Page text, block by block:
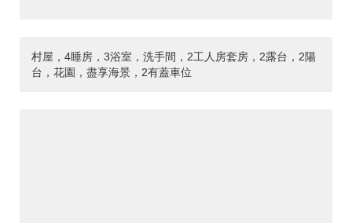
村屋，4睡房，3浴室，洗手間，2工人房套房，2露台，2陽
台，花園，盡享海景，2有蓋車位